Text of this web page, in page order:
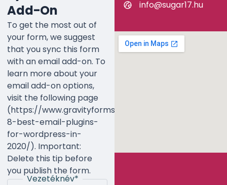
Add-On
To get the most out of
your form, we suggest
that you sync this form
with an email add-on. To
learn more about your
email add-on options,
visit the following page
(https://www.gravityforms.com/the-
8-best-email-plugins-
for-wordpress-in-
2020/). Important:
Delete this tip before
you publish the form.
Vezetéknév*
info@sugar17.hu